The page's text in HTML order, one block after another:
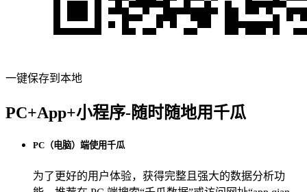
一键保存到本地
PC+App+小程序-随时随地用千瓜
PC（电脑）端使用千瓜
为了更好的用户体验，获得完整且强大的数据分析功